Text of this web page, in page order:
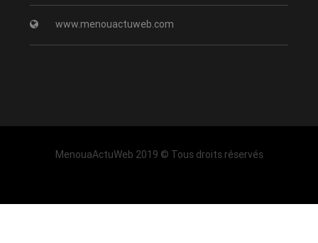
www.menouactuweb.com
MenouaActuWeb 2019 © Tous droits réservés